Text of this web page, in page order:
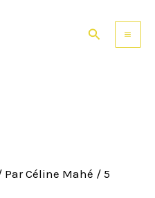
Rechercher
ParCéline Mahé /5